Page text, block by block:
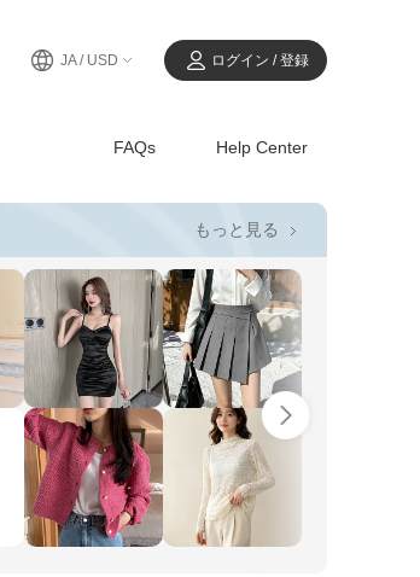
JA / USD ログイン / 登録
FAQs Help Center
もっと見る 